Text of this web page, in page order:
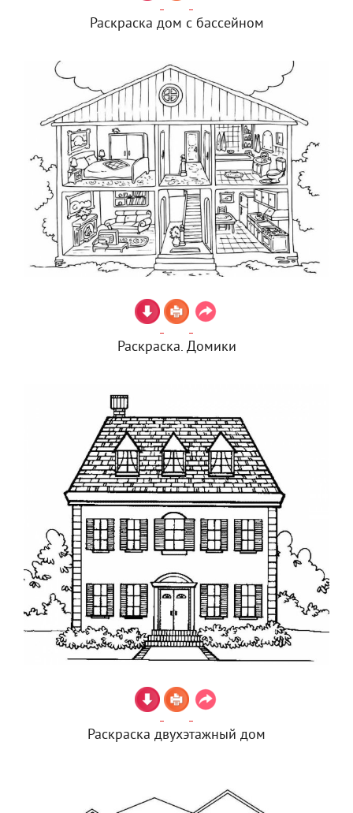
Раскраска дом с бассейном
Раскраска. Домики
Раскраска двухэтажный дом